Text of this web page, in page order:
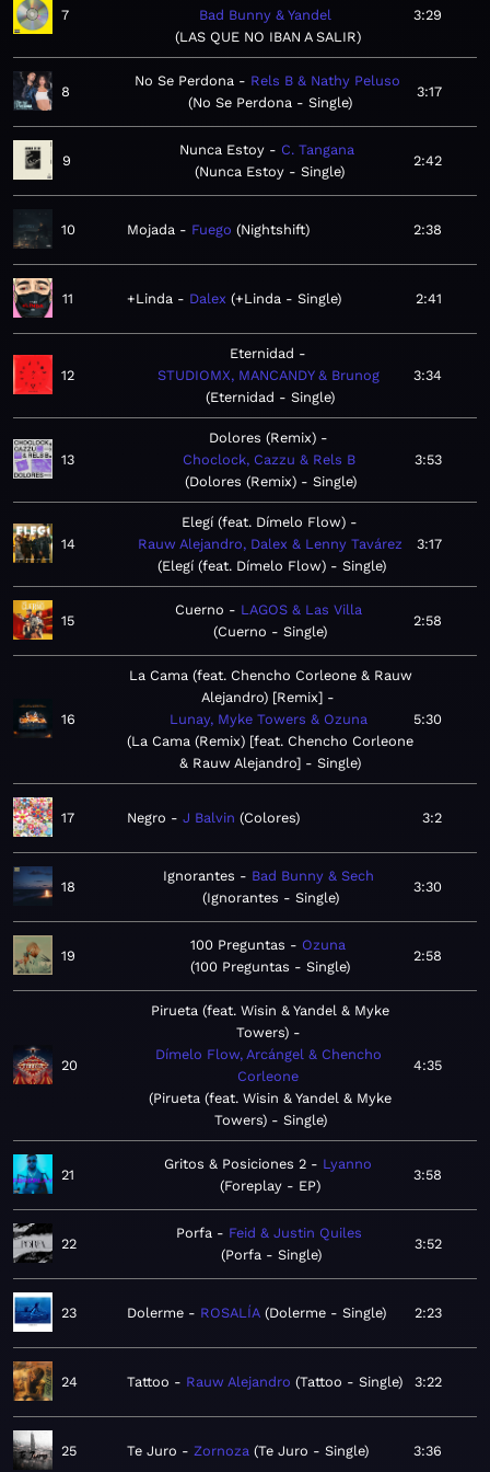
7
Bad Bunny & Yandel
LAS QUE NO IBAN A SALIR
3:29
8
No Se Perdona
Rels B & Nathy Peluso
No Se Perdona - Single
3:17
9
Nunca Estoy
C. Tangana
Nunca Estoy - Single
2:42
10 Mojada Fuego Nightshift 2:38
11 +Linda Dalex +Linda - Single 2:41
12
Eternidad
STUDIOMX, MANCANDY & Brunog
Eternidad - Single
3:34
13
Dolores (Remix)
Choclock, Cazzu & Rels B
Dolores (Remix) - Single
3:53
14
Elegí (feat. Dímelo Flow)
Rauw Alejandro, Dalex & Lenny Tavárez
Elegí (feat. Dímelo Flow) - Single
3:17
15
Cuerno
LAGOS & Las Villa
Cuerno - Single
2:58
16
La Cama (feat. Chencho Corleone & Rauw
Alejandro) [Remix]
Lunay, Myke Towers & Ozuna
La Cama (Remix) [feat. Chencho Corleone
& Rauw Alejandro] - Single
5:30
17 Negro J Balvin Colores 3:2
18
Ignorantes
Bad Bunny & Sech
Ignorantes - Single
3:30
19
100 Preguntas
Ozuna
100 Preguntas - Single
2:58
20
Pirueta (feat. Wisin & Yandel & Myke
Towers)
Dímelo Flow, Arcángel & Chencho
Corleone
Pirueta (feat. Wisin & Yandel & Myke
Towers) - Single
4:35
21
Gritos & Posiciones 2
Lyanno
Foreplay - EP
3:58
22
Porfa
Feid & Justin Quiles
Porfa - Single
3:52
23 Dolerme ROSALÍA Dolerme - Single 2:23
24 Tattoo Rauw Alejandro Tattoo - Single 3:22
25 Te Juro Zornoza Te Juro - Single 3:36